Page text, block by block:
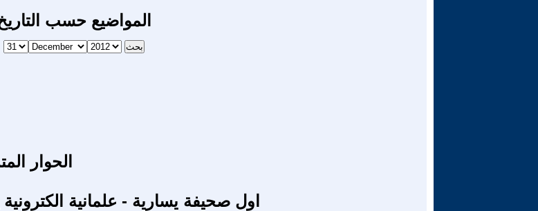
المواضيع حسب
الحوار
اول صحيفة يسارية - علمانية